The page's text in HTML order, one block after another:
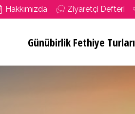
Hakkımızda Ziyaretçi Defteri
Günübirlik Fethiye Turları